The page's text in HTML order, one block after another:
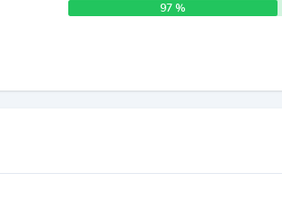
97 %